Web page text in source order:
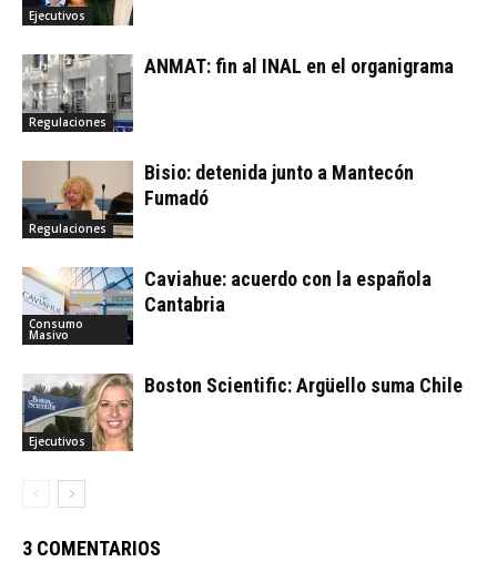
Ejecutivos
Regulaciones
ANMAT: fin al INAL en el organigrama
Regulaciones
Bisio: detenida junto a Mantecón
Fumadó
Consumo
Masivo
Caviahue: acuerdo con la española
Cantabria
Ejecutivos
Boston Scientific: Argüello suma Chile
3 COMENTARIOS